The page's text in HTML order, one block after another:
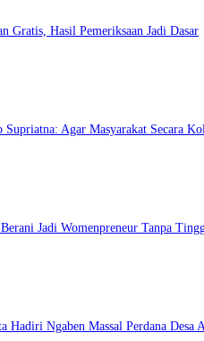
Gratis, Hasil Pemeriksaan Jadi Dasar
Supriatna: Agar Masyarakat Secara
Jadi Womenpreneur Tanpa
Ngaben Massal Perdana Desa